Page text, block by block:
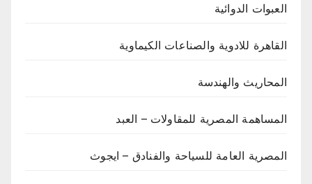
العبوات الدوائية
القاهرة للادوية والصناعات الكيماوية
المحاريث والهندسة
المساهمة المصرية للمقاولات – العبد
المصرية العامة للسياحة والفنادق – ايجوث